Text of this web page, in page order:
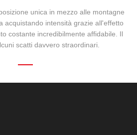
unica in mezzo alle montagne
acquistando intensità grazie all'effetto
costante incredibilmente affidabile. Il
scatti davvero straordinari.